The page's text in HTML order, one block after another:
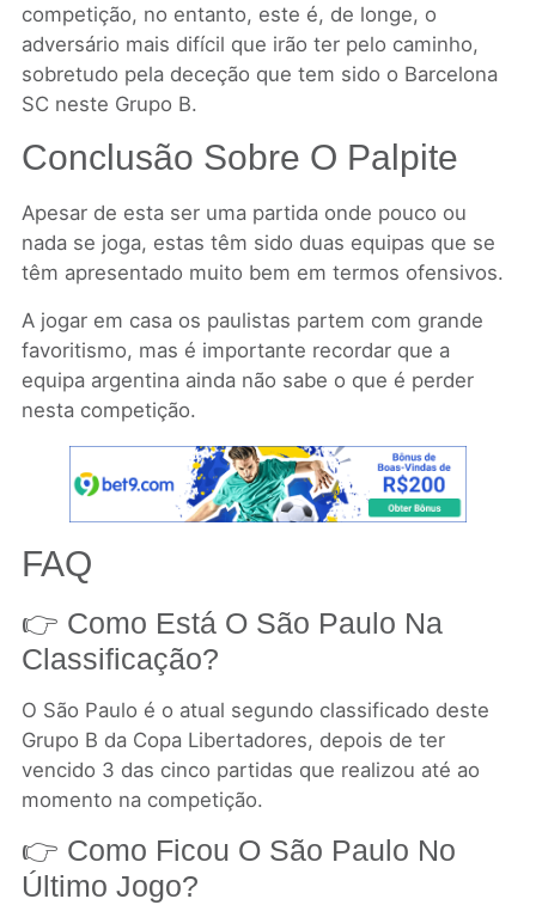
competição, no entanto, este é, de longe, o
adversário mais difícil que irão ter pelo caminho,
sobretudo pela deceção que tem sido o Barcelona
SC neste Grupo B.
Conclusão Sobre O Palpite
Apesar de esta ser uma partida onde pouco ou
nada se joga, estas têm sido duas equipas que se
têm apresentado muito bem em termos ofensivos.
A jogar em casa os paulistas partem com grande
favoritismo, mas é importante recordar que a
equipa argentina ainda não sabe o que é perder
nesta competição.
FAQ
👉 Como Está O São Paulo Na
Classificação?
O São Paulo é o atual segundo classificado deste
Grupo B da Copa Libertadores, depois de ter
vencido 3 das cinco partidas que realizou até ao
momento na competição.
👉 Como Ficou O São Paulo No
Último Jogo?